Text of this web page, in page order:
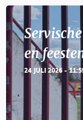
en
24 JULI 2026 -